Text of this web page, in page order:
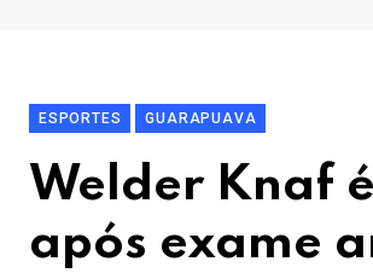
ESPORTES GUARAPUAVA
Welder Knaf
após exame